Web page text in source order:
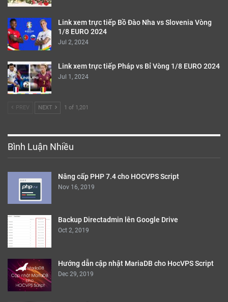
Link xem trực tiếp Bồ Đào Nha vs Slovenia Vòng
1/8 EURO 2024
Jul 2, 2024
Link xem trực tiếp Pháp vs Bỉ Vòng 1/8 EURO 2024
Jul 1, 2024
PREV NEXT 1 of 1,201
Bình Luận Nhiều
Nâng cấp PHP 7.4 cho HOCVPS Script
Nov 16, 2019
Backup Directadmin lên Google Drive
Oct 2, 2019
Hướng dẫn cập nhật MariaDB cho HocVPS Script
Dec 29, 2019